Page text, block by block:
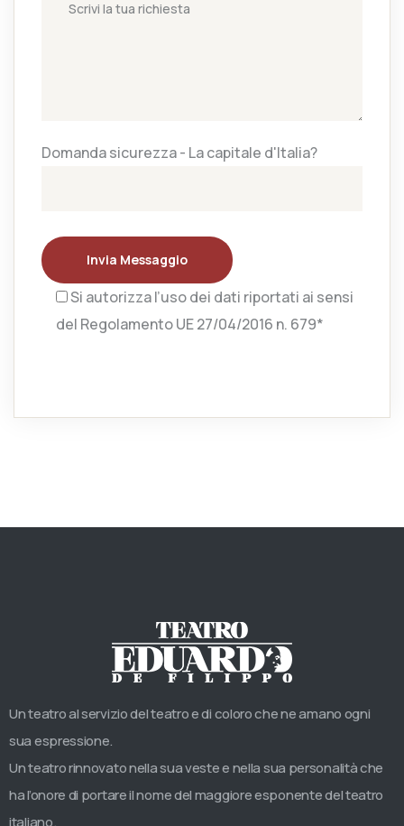
Domanda sicurezza - La capitale d'Italia?
Invia Messaggio
Si autorizza l’uso dei dati riportati ai sensi
del Regolamento UE 27/04/2016 n. 679*
Un teatro al servizio del teatro e di coloro che ne amano ogni
sua espressione.
Un teatro rinnovato nella sua veste e nella sua personalità che
ha l’onore di portare il nome del maggiore esponente del teatro
italiano.